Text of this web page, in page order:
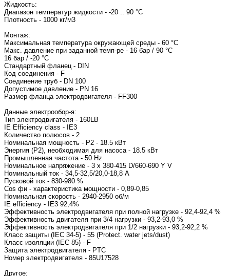
Жидкость:
Диапазон температур жидкости - -20 .. 90 °C
Плотность - 1000 кг/м3
Монтаж:
Максимальная температура окружающей среды - 60 °C
Макс. давление при заданной темп-ре - 16 бар / 90 °C
16 бар / -20 °C
Стандартный фланец - DIN
Код соединения - F
Соединение труб - DN 100
Допустимое давление - PN 16
Размер фланца электродвигателя
Данные электрообор-я:
Тип
IE Efficiency class - IE3
Количество полюсов - 2
Номинальная мощность - P2 - 18.5 кВт
Энергия (Р2), необходимая для насоса - 18.5 кВт
Промышленная частота - 50 Hz
Номинальное напряжение - 3 x 380-415 D/660-690
Номинальный ток -
Пусковой ток - 830-
Cos фи -
Номинальная
IE efficiency - IE3 92,4%
Эффективность электродвигателя при полной нагрузке - 92,4-92,4 %
Эффективность двигателя при 3/4 нагрузки - 93,2-93,0 %
Эффективность электродвигателя при 1/2 нагрузки - 93,2-92,2 %
Класс защиты (IEC 34-5) - 55 (Protect. water jets/dust)
Класс изоляции (IEC 85) - F
Защита электродвигателя - PTC
Номер
Другое: